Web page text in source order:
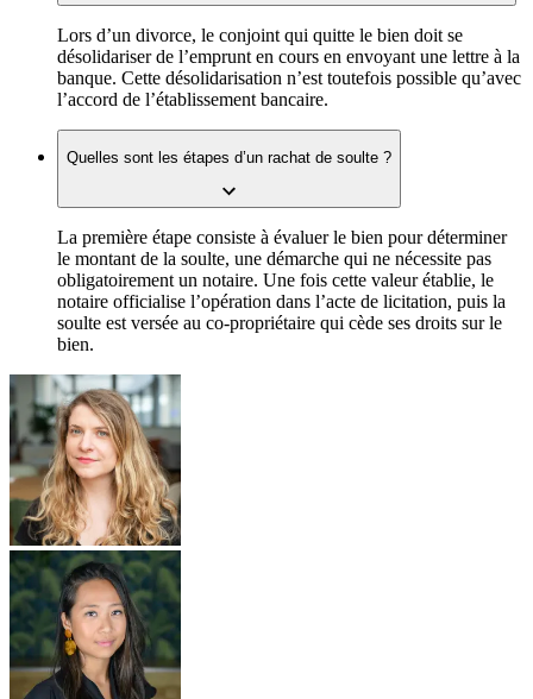
Lors d’un divorce, le conjoint qui quitte le bien doit se
désolidariser de l’emprunt en cours en envoyant une lettre à la
banque. Cette désolidarisation n’est toutefois possible qu’avec
l’accord de l’établissement bancaire.
Quelles sont les étapes d’un rachat de soulte ?
La première étape consiste à évaluer le bien pour déterminer
le montant de la soulte, une démarche qui ne nécessite pas
obligatoirement un notaire. Une fois cette valeur établie, le
notaire officialise l’opération dans l’acte de licitation, puis la
soulte est versée au co-propriétaire qui cède ses droits sur le
bien.